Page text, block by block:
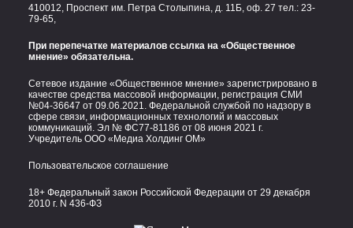
410012, Проспект им. Петра Столыпина, д. 11Б, оф. 27 тел.: 23-
79-65,
При перепечатке материалов ссылка на «Общественное
мнение» обязательна.
Сетевое издание «Общественное мнение» зарегистрировано в
качестве средства массовой информации, регистрация СМИ
№04-36647 от 09.06.2021. Федеральной службой по надзору в
сфере связи, информационных технологий и массовых
коммуникаций. Эл № ФС77-81186 от 08 июня 2021 г.
Учредитель ООО «Медиа Холдинг ОМ»
Пользовательское соглашение
18+ Федеральный закон Российской Федерации от 29 декабря
2010 г. N 436-ФЗ